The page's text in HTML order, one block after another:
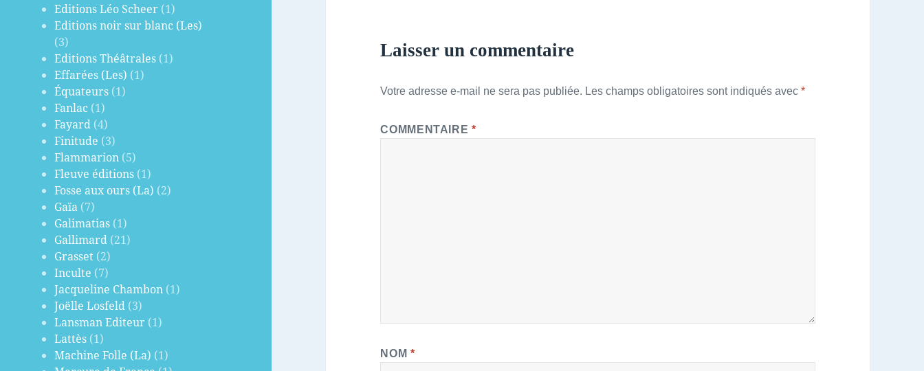
Editions Léo Scheer (1)
Editions noir sur blanc (Les)
(3)
Editions Théâtrales (1)
Effarées (Les) (1)
Équateurs (1)
Fanlac (1)
Fayard (4)
Finitude (3)
Flammarion (5)
Fleuve éditions (1)
Fosse aux ours (La) (2)
Gaïa (7)
Galimatias (1)
Gallimard (21)
Grasset (2)
Inculte (7)
Jacqueline Chambon (1)
Joëlle Losfeld (3)
Lansman Editeur (1)
Lattès (1)
Machine Folle (La) (1)
Laisser un commentaire
Votre adresse e-mail ne sera pas publiée. Les champs obligatoires sont indiqués avec*
COMMENTAIRE*
NOM *